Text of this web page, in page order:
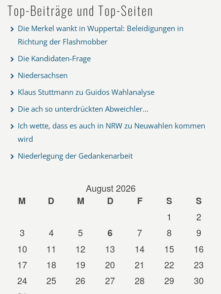
Top-Beiträge und Top-Seiten
Die Merkel wankt in Wuppertal: Beleidigungen in
Richtung der Flashmobber
Die Kandidaten-Frage
Niedersachsen
Klaus Stuttmann zu Guidos Wahlanalyse
Die ach so unterdrückten Abweichler...
Ich wette, dass es auch in NRW zu Neuwahlen kommen
wird
Niederlegung der Gedankenarbeit
August 2026
M
D M D F S
S
1
2
3
4 5 6 7 8
9
10
11 12 13 14 15
16
17
18 19 20 21 22
23
24
25 26 27 28 29
30